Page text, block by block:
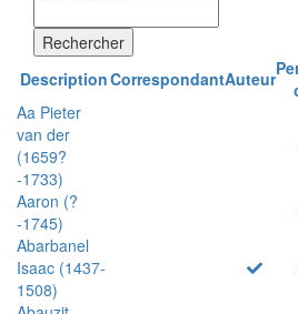
Rechercher
DescriptionCorrespondantAuteur
Aa Pieter
van der
(1659?
-1733)
Aaron (?
-1745)
Abarbanel
Isaac (1437-
1508)